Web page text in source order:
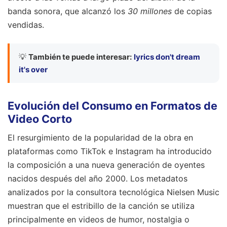
banda sonora, que alcanzó los 30 millones de copias
vendidas.
💡 También te puede interesar: lyrics don't dream
it's over
Evolución del Consumo en Formatos de
Video Corto
El resurgimiento de la popularidad de la obra en
plataformas como TikTok e Instagram ha introducido
la composición a una nueva generación de oyentes
nacidos después del año 2000. Los metadatos
analizados por la consultora tecnológica Nielsen Music
muestran que el estribillo de la canción se utiliza
principalmente en videos de humor, nostalgia o